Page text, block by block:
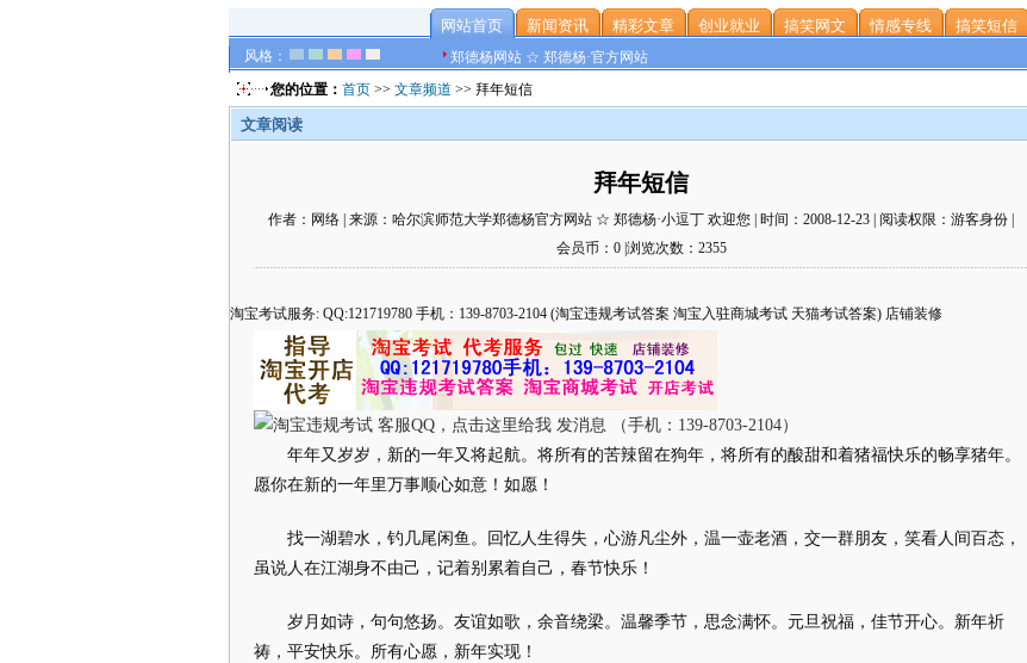
风格：
网站首页 新闻资讯 精彩文章 创业就业 搞笑网文 情感专线 搞笑短信
郑德杨网站 ☆ 郑德杨·官方网站
您的位置： 首页 >> 文章频道 >> 拜年短信
文章阅读
拜年短信
作者：网络 | 来源：哈尔滨师范大学郑德杨官方网站 ☆ 郑德杨·小逗丁 欢迎您 | 时间：2008-12-23 | 阅读权限：游客身份 |
会员币：0 |浏览次数：2355
淘宝考试服务: QQ:121719780 手机：139-8703-2104 (淘宝违规考试答案 淘宝入驻商城考试 天猫考试答案) 店铺装修
年年又岁岁，新的一年又将起航。将所有的苦辣留在狗年，将所有的酸甜和着猪福快乐的畅享猪年。
愿你在新的一年里万事顺心如意！如愿！
找一湖碧水，钓几尾闲鱼。回忆人生得失，心游凡尘外，温一壶老酒，交一群朋友，笑看人间百态，
虽说人在江湖身不由己，记着别累着自己，春节快乐！
岁月如诗，句句悠扬。友谊如歌，余音绕梁。温馨季节，思念满怀。元旦祝福，佳节开心。新年祈
祷，平安快乐。所有心愿，新年实现！